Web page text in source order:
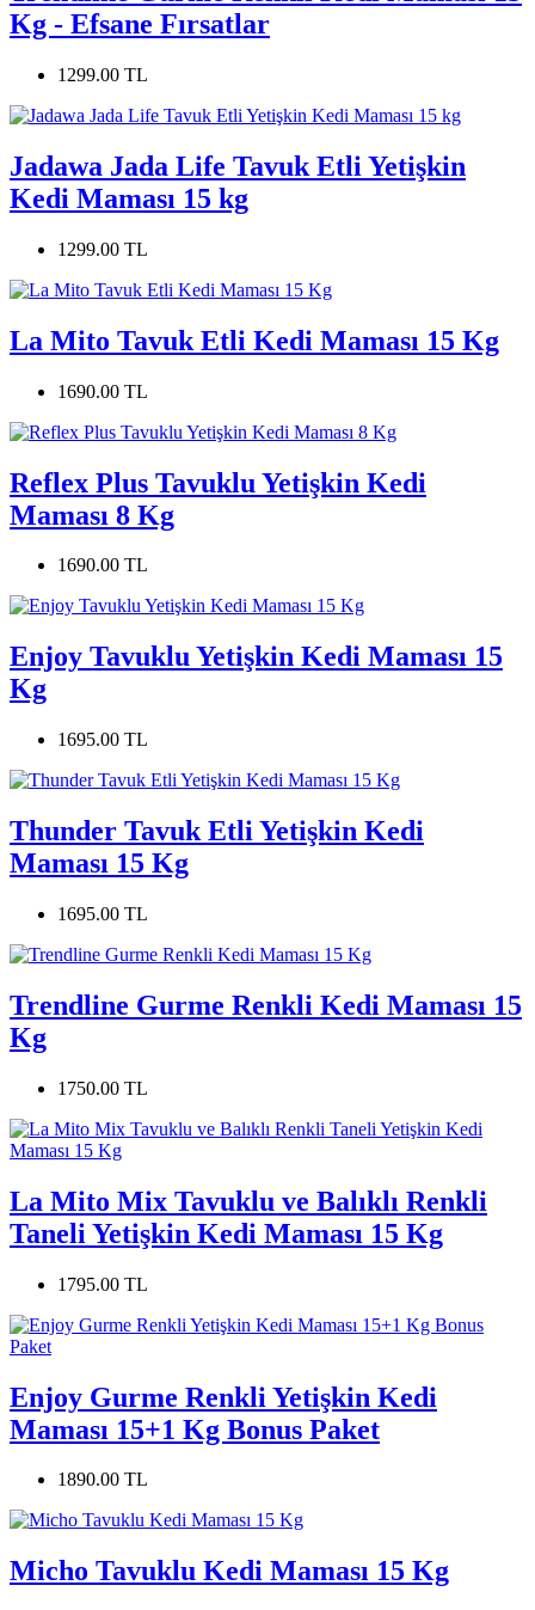
Kg - Efsane Fırsatlar
1299.00 TL
Jadawa Jada Life Tavuk Etli Yetişkin
Kedi Maması 15 kg
1299.00 TL
La Mito Tavuk Etli Kedi Maması 15 Kg
1690.00 TL
Reflex Plus Tavuklu Yetişkin Kedi
Maması 8 Kg
1690.00 TL
Enjoy Tavuklu Yetişkin Kedi Maması 15
Kg
1695.00 TL
Thunder Tavuk Etli Yetişkin Kedi
Maması 15 Kg
1695.00 TL
Trendline Gurme Renkli Kedi Maması 15
Kg
1750.00 TL
La Mito Mix Tavuklu ve Balıklı Renkli
Taneli Yetişkin Kedi Maması 15 Kg
1795.00 TL
Enjoy Gurme Renkli Yetişkin Kedi
Maması 15+1 Kg Bonus Paket
1890.00 TL
Micho Tavuklu Kedi Maması 15 Kg